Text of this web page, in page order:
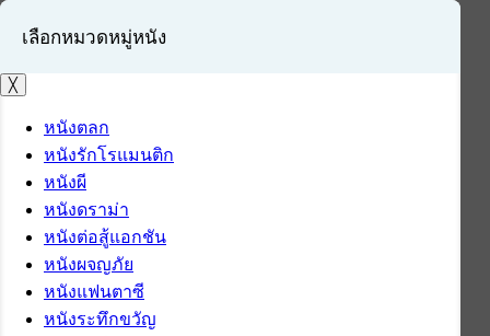
เข้าสู่ระบบ
สมัครสมาชิก
เลือกหมวดหมู่หนัง
╳
หนังตลก
หนังรักโรแมนติก
หนังผี
หนังดราม่า
หนังต่อสู้แอกชัน
หนังผจญภัย
หนังแฟนตาซี
หนังระทึกขวัญ